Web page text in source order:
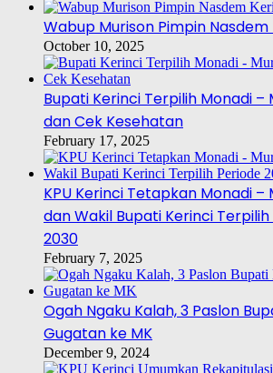
Wabup Murison Pimpin Nasdem
October 10, 2025
Bupati Kerinci Terpilih Monadi –
dan Cek Kesehatan
February 17, 2025
KPU Kerinci Tetapkan Monadi –
dan Wakil Bupati Kerinci
2030
February 7, 2025
Ogah Ngaku Kalah, 3 Paslon
Gugatan ke MK
December 9, 2024